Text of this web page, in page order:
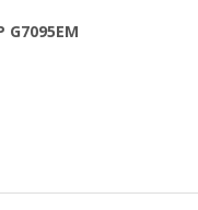
G7095EM